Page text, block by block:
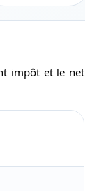
impôt et le net